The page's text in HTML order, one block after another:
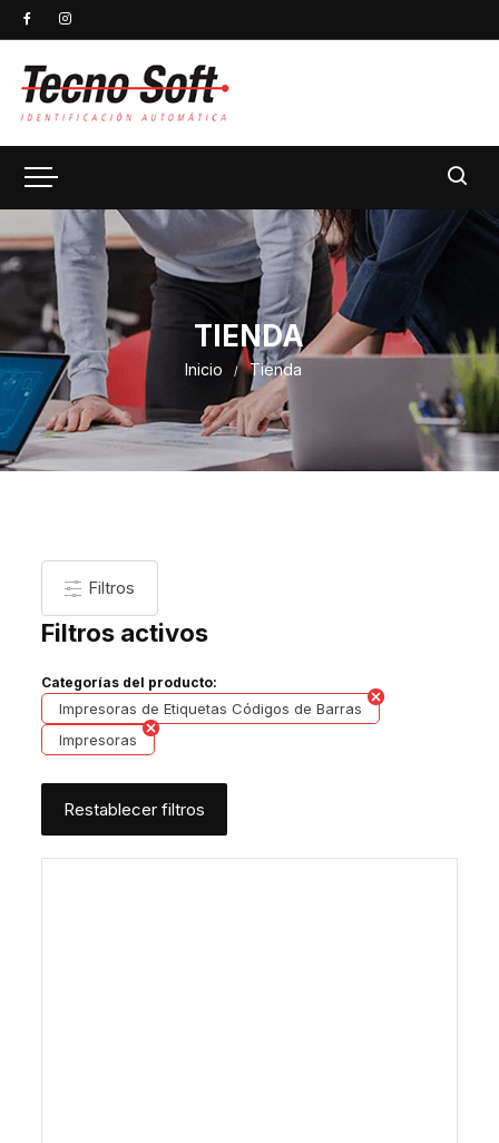
TIENDA
Inicio Tienda
Filtros
Filtros activos
Categorías del producto:
Impresoras de Etiquetas Códigos de Barras
Impresoras
Restablecer filtros